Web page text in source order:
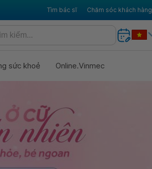
Tìm bác sĩ Chăm sóc khách hàng
sức khoẻ Online.Vinmec